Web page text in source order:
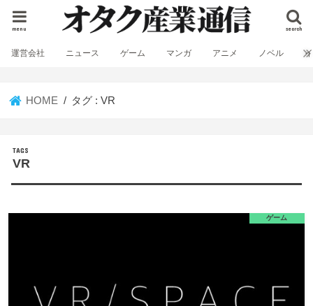
search
menu
運営会社 ニュース ゲーム マンガ アニメ ノベル
HOME タグ : VR
VR
ゲーム